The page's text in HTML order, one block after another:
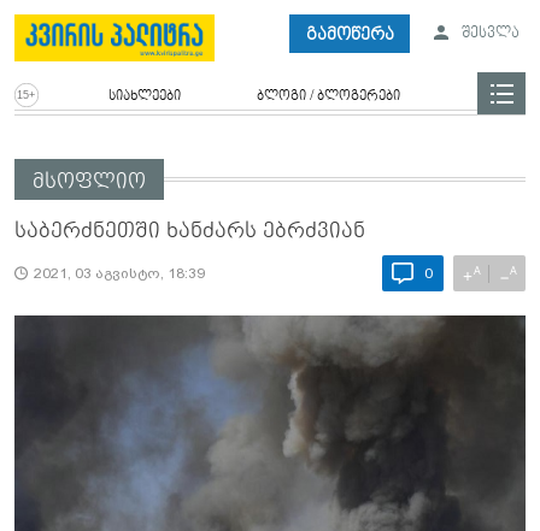
გამოწერა შესვლა
სიახლეები ბლოგი / ბლოგერები
მსოფლიო
საბერძნეთში ხანძარს ებრძვიან
2021, 03 აგვისტო, 18:39 0 +A −A